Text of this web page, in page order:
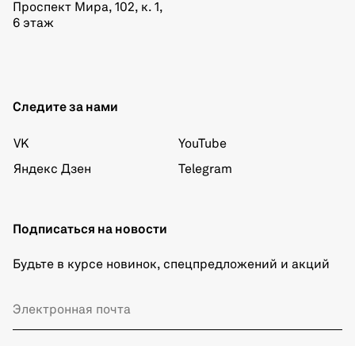
Проспект Мира, 102, к. 1,
6 этаж
Следите за нами
VK
Яндекс Дзен
YouTube
Telegram
Подписаться на новости
Будьте в курсе новинок, спецпредложений и акций